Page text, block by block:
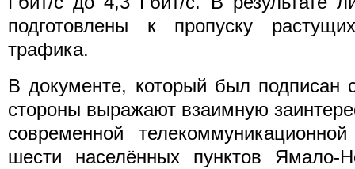
подготовлены к пропуску
трафика.
В документе, который был подписан
стороны выражают взаимную
современной
шести населённых пунктов Ямало-